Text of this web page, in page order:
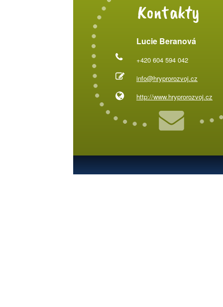
Kontakty
Lucie Beranová
+420 604 594 042
info@hryprorozvoj.cz
http://www.hryprorozvoj.cz